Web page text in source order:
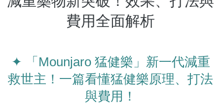
費用全面解析
✦ 「Mounjaro 猛健樂」新一代減重
救世主！一篇看懂猛健樂原理、打法
與費用！